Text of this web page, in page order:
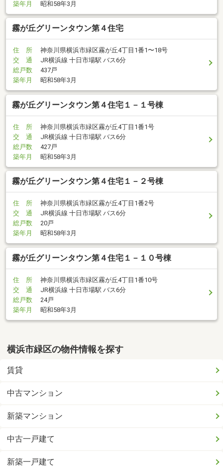
築年月 昭和58年3月
霧が丘グリーンタウン第４住宅
住 所
神奈川県横浜市緑区霧が丘4丁目1番1〜18号
交 通
JR横浜線 十日市場駅 バス6分
総戸数
437戸
築年月
昭和58年3月
霧が丘グリーンタウン第４住宅１－１号棟
住 所
神奈川県横浜市緑区霧が丘4丁目1番1号
交 通
JR横浜線 十日市場駅 バス6分
総戸数
427戸
築年月
昭和58年3月
霧が丘グリーンタウン第４住宅１－２号棟
住 所
神奈川県横浜市緑区霧が丘4丁目1番2号
交 通
JR横浜線 十日市場駅 バス6分
総戸数
20戸
築年月
昭和58年3月
霧が丘グリーンタウン第４住宅１－１０号棟
住 所
神奈川県横浜市緑区霧が丘4丁目1番10号
交 通
JR横浜線 十日市場駅 バス6分
総戸数
24戸
築年月
昭和58年3月
横浜市緑区の物件情報を探す
賃貸
中古マンション
新築マンション
中古一戸建て
新築一戸建て